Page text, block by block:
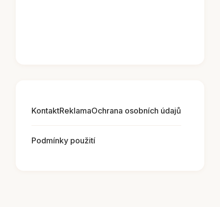
KontaktReklamaOchrana osobních údajů
Podmínky použití